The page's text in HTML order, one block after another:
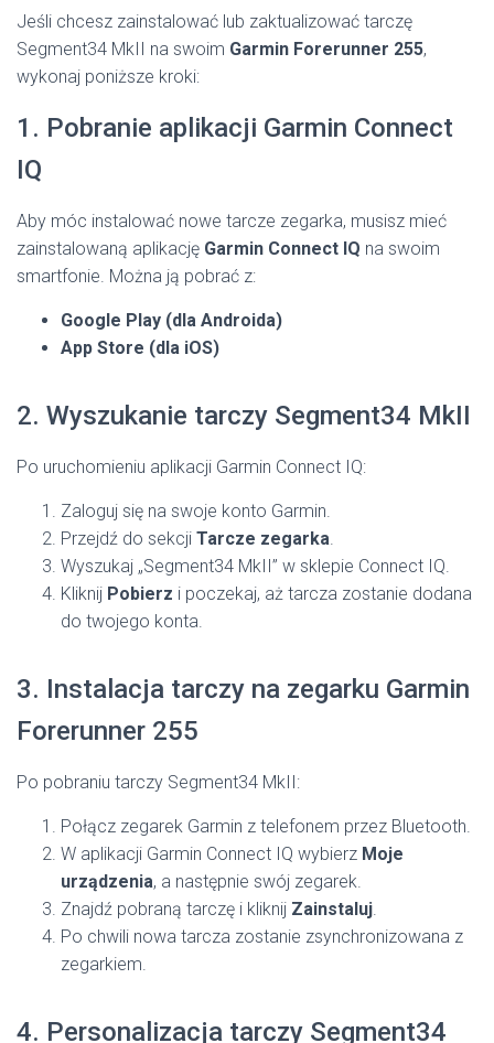
Jeśli chcesz zainstalować lub zaktualizować tarczę
Segment34 MkII na swoim Garmin Forerunner 255,
wykonaj poniższe kroki:
1. Pobranie aplikacji Garmin Connect
IQ
Aby móc instalować nowe tarcze zegarka, musisz mieć
zainstalowaną aplikację Garmin Connect IQ na swoim
smartfonie. Można ją pobrać z:
Google Play (dla Androida)
App Store (dla iOS)
2. Wyszukanie tarczy Segment34 MkII
Po uruchomieniu aplikacji Garmin Connect IQ:
Zaloguj się na swoje konto Garmin.
Przejdź do sekcji Tarcze zegarka.
Wyszukaj „Segment34 MkII” w sklepie Connect IQ.
Kliknij Pobierz i poczekaj, aż tarcza zostanie dodana
do twojego konta.
3. Instalacja tarczy na zegarku Garmin
Forerunner 255
Po pobraniu tarczy Segment34 MkII:
Połącz zegarek Garmin z telefonem przez Bluetooth.
W aplikacji Garmin Connect IQ wybierz Moje
urządzenia, a następnie swój zegarek.
Znajdź pobraną tarczę i kliknij Zainstaluj.
Po chwili nowa tarcza zostanie zsynchronizowana z
zegarkiem.
4. Personalizacja tarczy Segment34